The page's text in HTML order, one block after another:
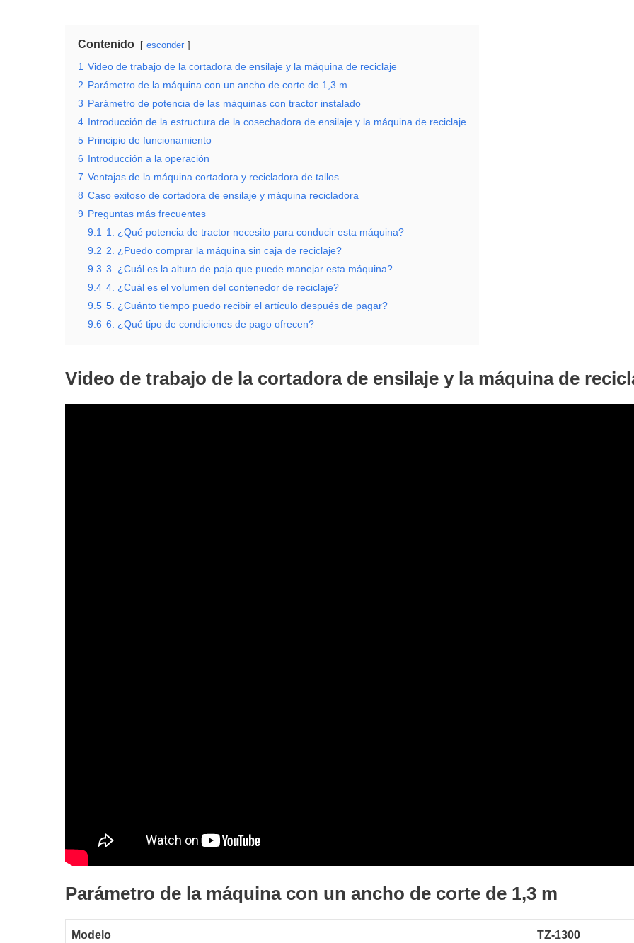
Contenido esconder
1 Video de trabajo de la cortadora de ensilaje y la máquina de reciclaje
2 Parámetro de la máquina con un ancho de corte de 1,3 m
3 Parámetro de potencia de las máquinas con tractor instalado
4 Introducción de la estructura de la cosechadora de ensilaje y la máquina de reciclaje
5 Principio de funcionamiento
6 Introducción a la operación
7 Ventajas de la máquina cortadora y recicladora de tallos
8 Caso exitoso de cortadora de ensilaje y máquina recicladora
9 Preguntas más frecuentes
9.1
1. ¿Qué potencia de tractor necesito para conducir esta máquina?
9.2 2. ¿Puedo comprar la máquina sin caja de reciclaje?
9.3 3. ¿Cuál es la altura de paja que puede manejar esta máquina?
9.4 4. ¿Cuál es el volumen del contenedor de reciclaje?
9.5 5. ¿Cuánto tiempo puedo recibir el artículo después de pagar?
9.6 6. ¿Qué tipo de condiciones de pago ofrecen?
Video de trabajo de la cortadora de ensilaje y la máquina de
Parámetro de la máquina con un ancho de corte de 1,3 m
Modelo TZ-1300